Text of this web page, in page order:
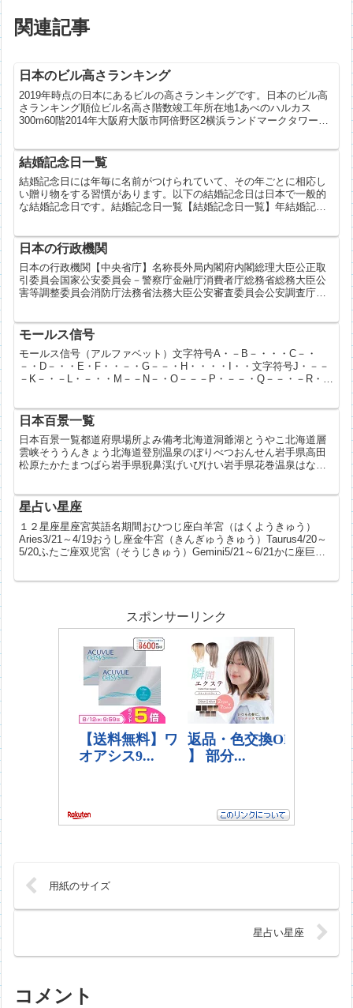
関連記事
日本のビル高さランキング
2019年時点の日本にあるビルの高さランキングです。日本のビル高
さランキング順位ビル名高さ階数竣工年所在地1あべのハルカス
300m60階2014年大阪府大阪市阿倍野区2横浜ランドマークタワー
結婚記念日一覧
結婚記念日には年毎に名前がつけられていて、その年ごとに相応し
い贈り物をする習慣があります。以下の結婚記念日は日本で一般的
な結婚記念日です。結婚記念日一覧【結婚記念日一覧】年結婚記念
日本の行政機関
日本の行政機関【中央省庁】名称長外局内閣府内閣総理大臣公正取
引委員会国家公安委員会－警察庁金融庁消費者庁総務省総務大臣公
害等調整委員会消防庁法務省法務大臣公安審査委員会公安調査庁外
モールス信号
モールス信号（アルファベット）文字符号A・－B－・・・C－・
－・D－・・E・F・・－・G－－・H・・・・I・・文字符号J・－－
－K－・－L・－・・M－－N－・O－－－P・－－・Q－－・－R・
日本百景一覧
日本百景一覧都道府県場所よみ備考北海道洞爺湖とうやこ北海道層
雲峡そううんきょう北海道登別温泉のぼりべつおんせん岩手県高田
松原たかたまつばら岩手県猊鼻渓げいびけい岩手県花巻温泉はなま
星占い星座
１２星座星座宮英語名期間おひつじ座白羊宮（はくようきゅう）
Aries3/21～4/19おうし座金牛宮（きんぎゅうきゅう）Taurus4/20～
5/20ふたご座双児宮（そうじきゅう）Gemini5/21～6/21かに座巨蟹
スポンサーリンク
用紙のサイズ
星占い星座
コメント